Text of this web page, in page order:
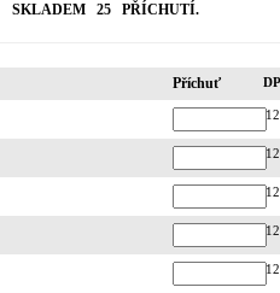
SKLADEM 25 PŘÍCHUTÍ.
Příchuť